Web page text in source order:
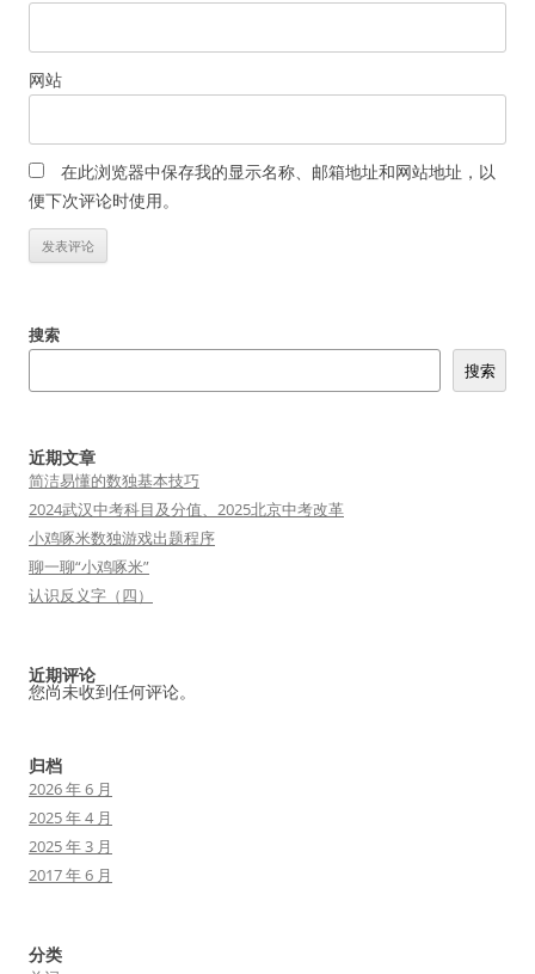
网站
在此浏览器中保存我的显示名称、邮箱地址和网站地址，以
便下次评论时使用。
搜索
搜索
近期文章
简洁易懂的数独基本技巧
2024武汉中考科目及分值、2025北京中考改革
小鸡啄米数独游戏出题程序
聊一聊“小鸡啄米”
认识反义字（四）
近期评论
您尚未收到任何评论。
归档
2026 年 6 月
2025 年 4 月
2025 年 3 月
2017 年 6 月
分类